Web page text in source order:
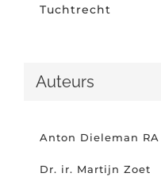
Tuchtrecht
Auteurs
Anton Dieleman RA
Dr. ir. Martijn Zoet